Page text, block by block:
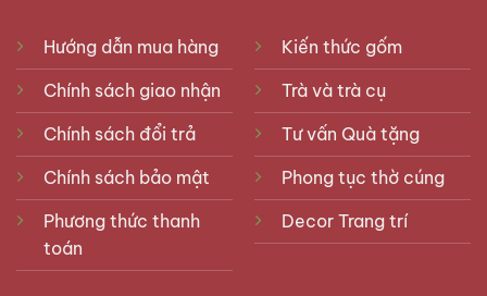
Hướng dẫn mua hàng
Chính sách giao nhận
Chính sách đổi trả
Chính sách bảo mật
Phương thức thanh
toán
Kiến thức gốm
Trà và trà cụ
Tư vấn Quà tặng
Phong tục thờ cúng
Decor Trang trí